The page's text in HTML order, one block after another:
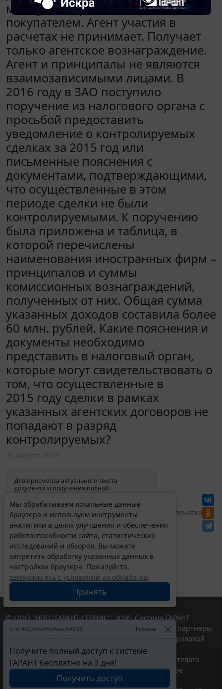
между иностранной компанией и
покупателем. Агент участия в
расчетах не принимает. Получает
только агентское вознаграждение.
Агент и принципалы не являются
взаимозависимыми лицами. В
2016 году в ЗАО поступило
поручение из налогового органа с
просьбой предоставить
уведомление о контролируемых
сделках за 2015 год или
письменные пояснения с
документами, подтверждающими,
что осуществленные в этом
периоде сделки не были
контролируемыми. К поручению
была приложена и таблица, в
которой перечислены
наименования иностранных фирм –
принципалов и суммы
комиссионных вознаграждений,
полученных от них. Общая сумма
указанных доходов составила более
60 млн. рублей. Какие пояснения и
документы необходимо
представить в налоговый орган,
которые могут свидетельствовать о
том, что осуществленные в
2015 году сделки в рамках
указанных агентских договоров не
попадают в разряд
контролируемых?
Для просмотра актуального текста
документа и получения полной
изменениях и порядке применения
документа, воспользуйтесь поиском в
Интернет-версии системы ГАРАНТ:
Перепечатка
Мы обрабатываем локальные данные
браузера и используем инструменты
аналитики в целях улучшения и обеспечения
работоспособности сайта, статистических
исследований и обзоров. Вы можете
запретить обработку указанных данных в
настройках браузера. Пожалуйста,
ознакомьтесь с условиями их обработки.
Принять
Erid: 4CQwVszH9pWwojUA9Q3 Реклама
Получите полный доступ к системе
ГАРАНТ бесплатно на 3 дня!
Получить доступ
© ООО "НПП "ГАРАНТ-СЕРВИС", 2026. Система ГАРАНТ
выпускается с 1990 года. Компания "Гарант" и ее партнеры
являются участниками Российской ассоциации правовой
информации ГАРАНТ.
Портал ГАРАНТ.РУ зарегистрирован в качестве сетевого
издания Федеральной службой по надзору в сфере
связи,информационных технологий и массовых